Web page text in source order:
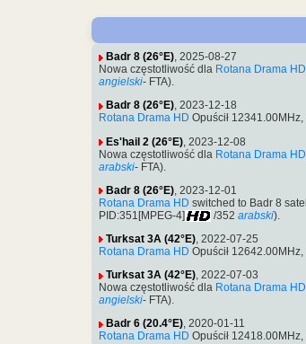
Badr 8 (26°E), 2025-08-27
Nowa częstotliwość dla Rotana Drama HD
angielski- FTA).
Badr 8 (26°E), 2023-12-18
Rotana Drama HD Opuścił
Es'hail 2 (26°E) , 2023-12-08
Nowa częstotliwość dla Rotana Drama HD
arabski- FTA).
Badr 8 (26°E) , 2023-12-01
Rotana Drama HD switched to Badr 8
PID:351[MPEG-4]
/352 arabski).
Turksat 3A (42°E), 2022-07-25
Rotana Drama HD Opuścił
Turksat 3A (42°E), 2022-07-03
Nowa częstotliwość dla Rotana Drama HD
angielski- FTA).
Badr 6 (20.4°E), 2020-01-11
Rotana Drama HD Opuścił